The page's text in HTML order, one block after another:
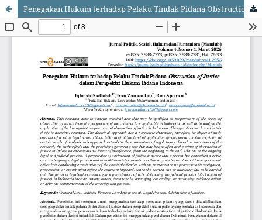
Penegakan Hukum terhadap Pelaku Tindak Pidana Obstruction of Justice dalam Perspektif Hukum Pidana Indonesia